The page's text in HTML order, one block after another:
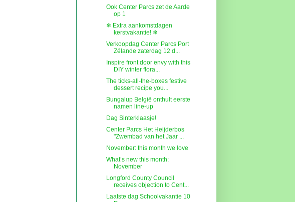
Ook Center Parcs zet de Aarde
op 1
❄ Extra aankomstdagen
kerstvakantie! ❄
Verkoopdag Center Parcs Port
Zélande zaterdag 12 d...
Inspire front door envy with this
DIY winter flora...
The ticks-all-the-boxes festive
dessert recipe you...
Bungalup België onthult eerste
namen line-up
Dag Sinterklaasje!
Center Parcs Het Heijderbos
"Zwembad van het Jaar ...
November: this month we love
What’s new this month:
November
Longford County Council
receives objection to Cent...
Laatste dag Schoolvakantie 10